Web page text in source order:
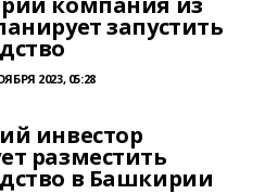
запустить
2023, 05:28
инвестор
разместить
в Башкирии